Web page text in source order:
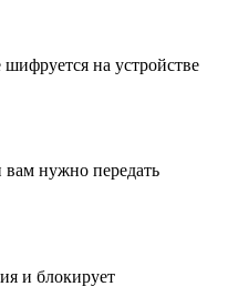
на устройстве
вам нужно передать
и блокирует